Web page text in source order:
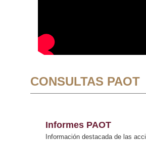
CONSULTAS PAOT
Informes PAOT
Información destacada de las